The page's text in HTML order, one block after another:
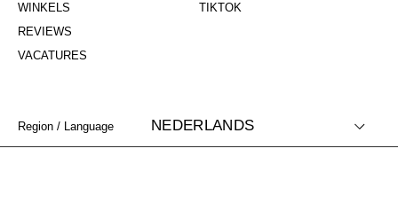
WINKELS
REVIEWS
VACATURES
TIKTOK
Region / Language NEDERLANDS